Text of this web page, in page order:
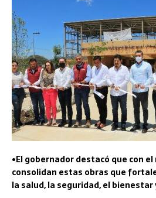
•El gobernador destacó que con
consolidan estas obras que
la salud, la seguridad, el